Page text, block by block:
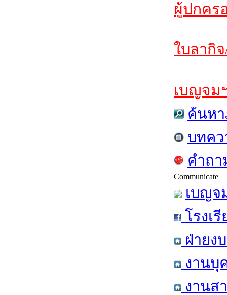
ผู้ปกคร
ใบลากิ
เบญจม
ค้นหา
บทคว
คำถ
Communicate
เบญจ
โรงเ
ฝ่ายง
งานบุ
งานส